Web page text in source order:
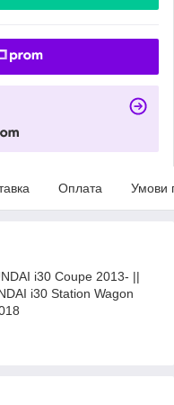
Оплата Умови
i30 Coupe 2013- ||
i30 Station Wagon